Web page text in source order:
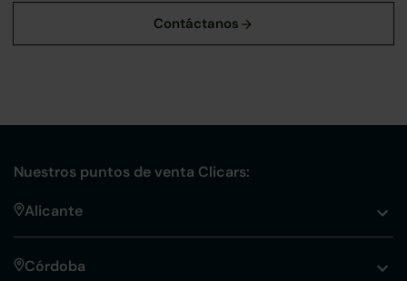
Nuestros puntos de venta Clicars:
Alicante
Córdoba